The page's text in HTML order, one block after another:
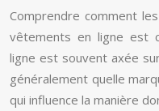
Comprendre comment
vêtements en ligne est
ligne est souvent axée
généralement quelle
qui influence la manière